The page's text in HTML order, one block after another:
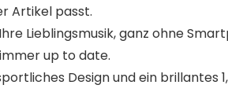
Artikel passt.
Lieblingsmusik, ganz ohne
up to date.
Design und ein